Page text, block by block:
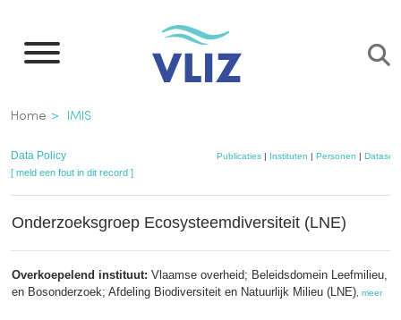
naar
inhoud
gaan
Kruimelpad
Home IMIS
Data Policy Publicaties| Instituten | Personen | Datasets
[ meld een fout in dit record ]
Onderzoeksgroep Ecosysteemdiversiteit (LNE)
Overkoepelend instituut: Vlaamse overheid; Beleidsdomein Leefmilieu,
en Bosonderzoek; Afdeling Biodiversiteit en Natuurlijk Milieu (LNE) meer